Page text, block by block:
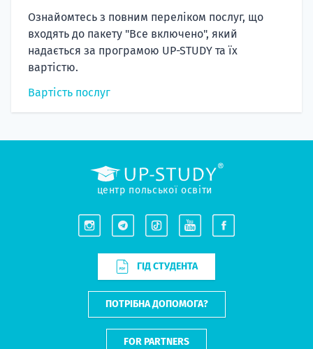
Ознайомтесь з повним переліком послуг, що
входять до пакету "Все включено", який
надається за програмою UP-STUDY та їх
вартістю.
Вартість послуг
центр польської освіти
ГІД СТУДЕНТА
ПОТРІБНА ДОПОМОГА?
FOR PARTNERS